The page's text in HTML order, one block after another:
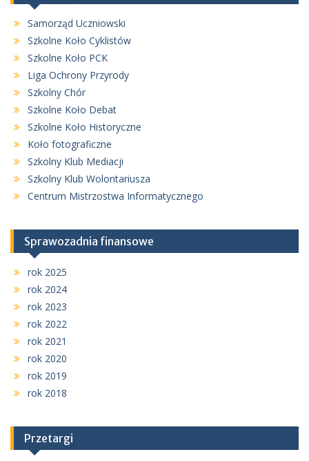
Samorząd Uczniowski
Szkolne Koło Cyklistów
Szkolne Koło PCK
Liga Ochrony Przyrody
Szkolny Chór
Szkolne Koło Debat
Szkolne Koło Historyczne
Koło fotograficzne
Szkolny Klub Mediacji
Szkolny Klub Wolontariusza
Centrum Mistrzostwa Informatycznego
Sprawozadnia finansowe
rok 2025
rok 2024
rok 2023
rok 2022
rok 2021
rok 2020
rok 2019
rok 2018
Przetargi